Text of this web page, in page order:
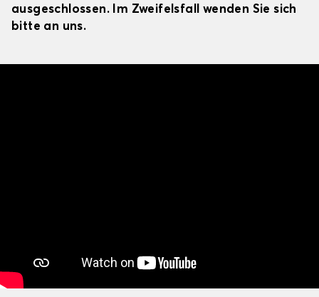
ausgeschlossen. Im Zweifelsfall wenden Sie sich
bitte an uns.